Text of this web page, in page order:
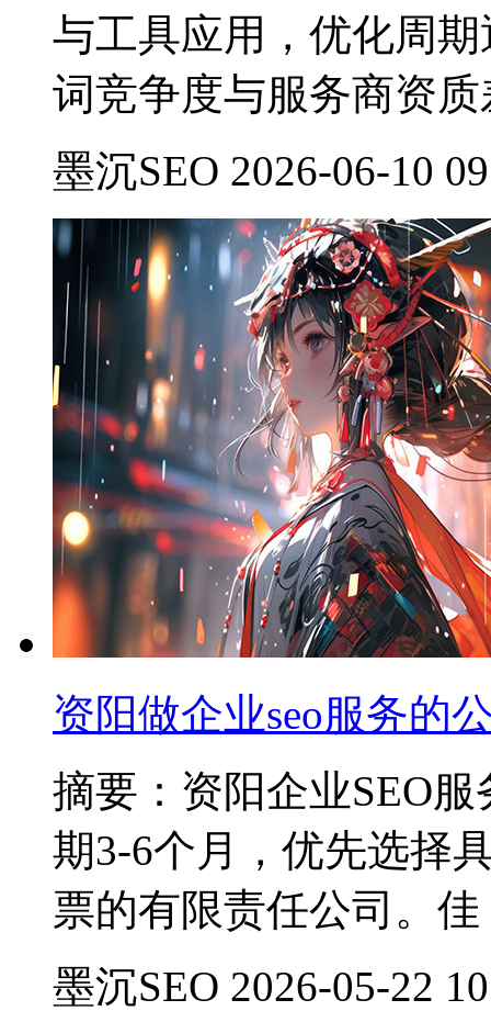
与工具应用，优化周
词竞争度与服务商资
墨沉SEO 2026-06-10
资阳做企业seo服务的
摘要：资阳企业SEO
期3-6个月，优先选择
票的有限责任公司。佳
墨沉SEO 2026-05-22